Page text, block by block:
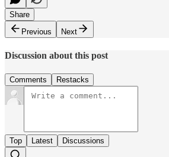
Share
Previous
Next
Discussion about this post
Comments Restacks
Top Latest Discussions